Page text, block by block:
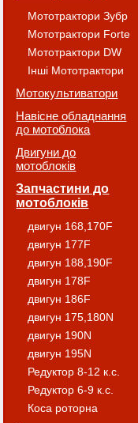
Мототрактори Зубр
Мототрактори Forte
Мототрактори DW
Інші Мототрактори
Мотокультиватори
Навісне обладнання
до мотоблока
Двигуни до
мотоблоків
Запчастини до
мотоблоків
двигун 168,170F
двигун 177F
двигун 188,190F
двигун 178F
двигун 186F
двигун 175,180N
двигун 190N
двигун 195N
Редуктор 8-12 к.с.
Редуктор 6-9 к.с.
Коса роторна